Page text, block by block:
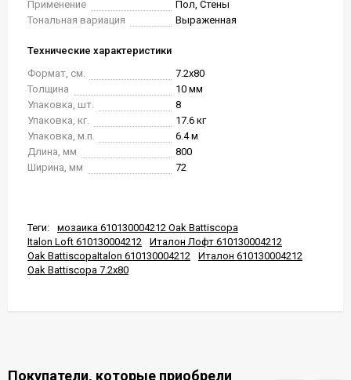
Применение
Пол, Стены
Тональная вариация
Выраженная
Технические характеристики
Формат, см.
7.2x80
Толщина
10 мм
Упаковка, шт.
8
Упаковка, кг.
17.6 кг
Упаковка, м.п.
6.4 м
Длина, мм
800
Ширина, мм
72
Теги:
мозаика 610130004212 Oak Battiscopa
Italon Loft 610130004212
Италон Лофт 610130004212
Oak BattiscopaItalon 610130004212
Италон 610130004212
Oak Battiscopa 7.2x80
Покупатели, которые приобрели